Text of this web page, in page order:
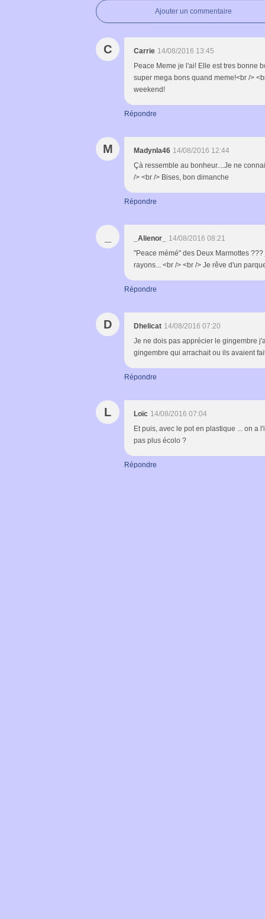
Ajouter un commentaire
C Carrie 14/08/2016 13:45
Peace Meme je l'ai! Elle est tres bonne
super mega bons quand meme!<br />
weekend!
Répondre
M Madynla46 14/08/2016 12:44
Çà ressemble au bonheur....Je ne
/> <br /> Bises, bon dimanche
Répondre
_Alienor_
14/08/2016 08:21
"Peace mémé" des Deux Marmottes
rayons... <br /> <br /> Je rêve d'un
Répondre
D Dhelicat 14/08/2016 07:20
Je ne dois pas apprécier le gingembre
gingembre qui arrachait ou ils avaient
Répondre
L Loïc 14/08/2016 07:04
Et puis, avec le pot en plastique ... on a
pas plus écolo ?
Répondre